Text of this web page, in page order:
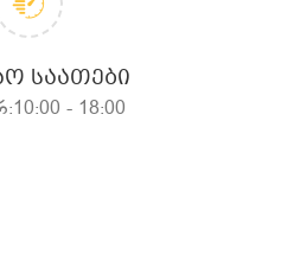
ᲡᲐᲐᲗᲔᲑᲘ
- 18:00